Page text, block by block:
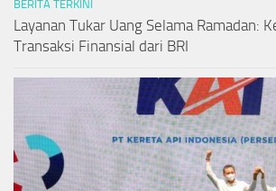
BERITA TERKINI
Layanan Tukar Uang Selama Ramadan:
Transaksi Finansial dari BRI